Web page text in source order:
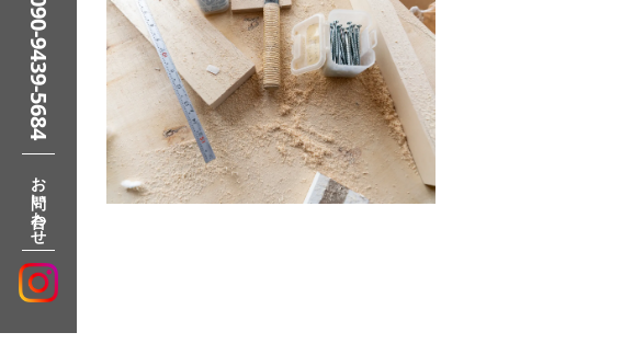
090-9439-5684
お問い合わせ